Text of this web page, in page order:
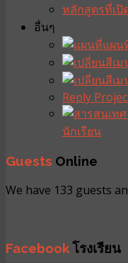
หลักสูตรที่เปิ
อื่นๆ
แผน
Reply
นักเรียน
Guests Online
We have 133 guests
Facebookโรงเรียน